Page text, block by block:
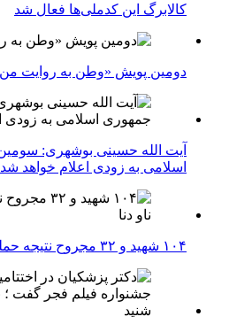
کالابرگ این کدملی‌ها فعال شد
دومین پویش «وطن به روایت
آیت الله حسینی بوشهری:
اسلامی به زودی اعلام خواهد شد
۱۰۴ شهید و ۳۲ مجروح نتیجه حمله آمریکا به ناو دنا